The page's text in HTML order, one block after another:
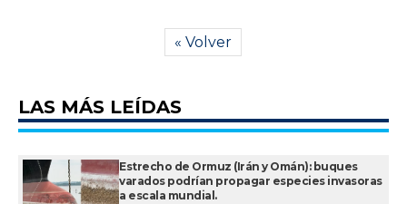
« Volver
LAS MÁS LEÍDAS
Estrecho de Ormuz (Irán y Omán): buques
varados podrían propagar especies invasoras
a escala mundial.